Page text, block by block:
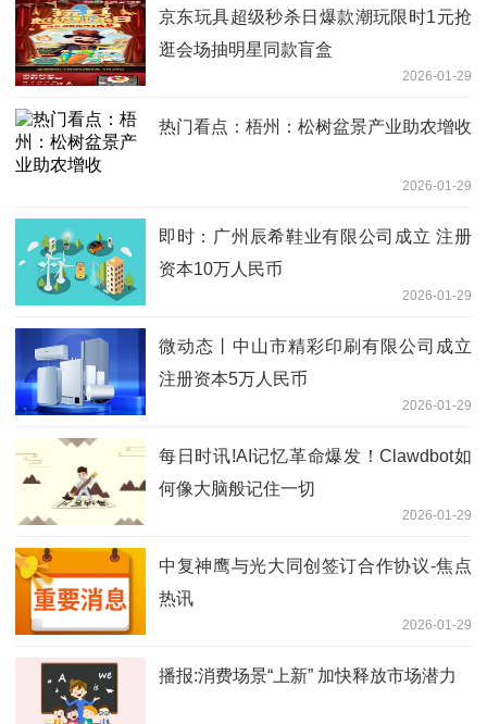
京东玩具超级秒杀日爆款潮玩限时1元抢
逛会场抽明星同款盲盒
2026-01-29
热门看点：梧州：松树盆景产业助农增收
2026-01-29
即时：广州辰希鞋业有限公司成立 注册
资本10万人民币
2026-01-29
微动态丨中山市精彩印刷有限公司成立
注册资本5万人民币
2026-01-29
每日时讯!AI记忆革命爆发！Clawdbot如
何像大脑般记住一切
2026-01-29
中复神鹰与光大同创签订合作协议-焦点
热讯
2026-01-29
播报:消费场景“上新” 加快释放市场潜力